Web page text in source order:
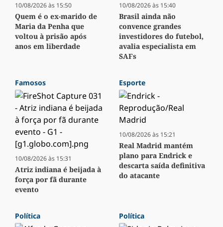
10/08/2026 às 15:50
Quem é o ex-marido de
Maria da Penha que
voltou à prisão após
anos em liberdade
10/08/2026 às 15:40
Brasil ainda não
convence grandes
investidores do futebol,
avalia especialista em
SAFs
Famosos
10/08/2026 às 15:31
Atriz indiana é beijada à
força por fã durante
evento
Esporte
10/08/2026 às 15:21
Real Madrid mantém
plano para Endrick e
descarta saída definitiva
do atacante
Política Política